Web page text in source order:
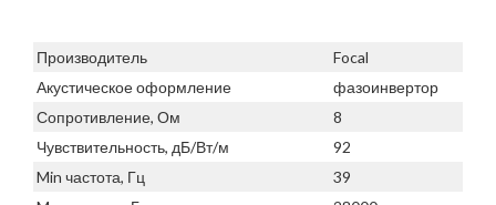
Производитель
Focal
Акустическое оформление
фазоинвертор
Сопротивление, Ом
8
Чувствительность, дБ/Вт/м
92
Min частота, Гц
39